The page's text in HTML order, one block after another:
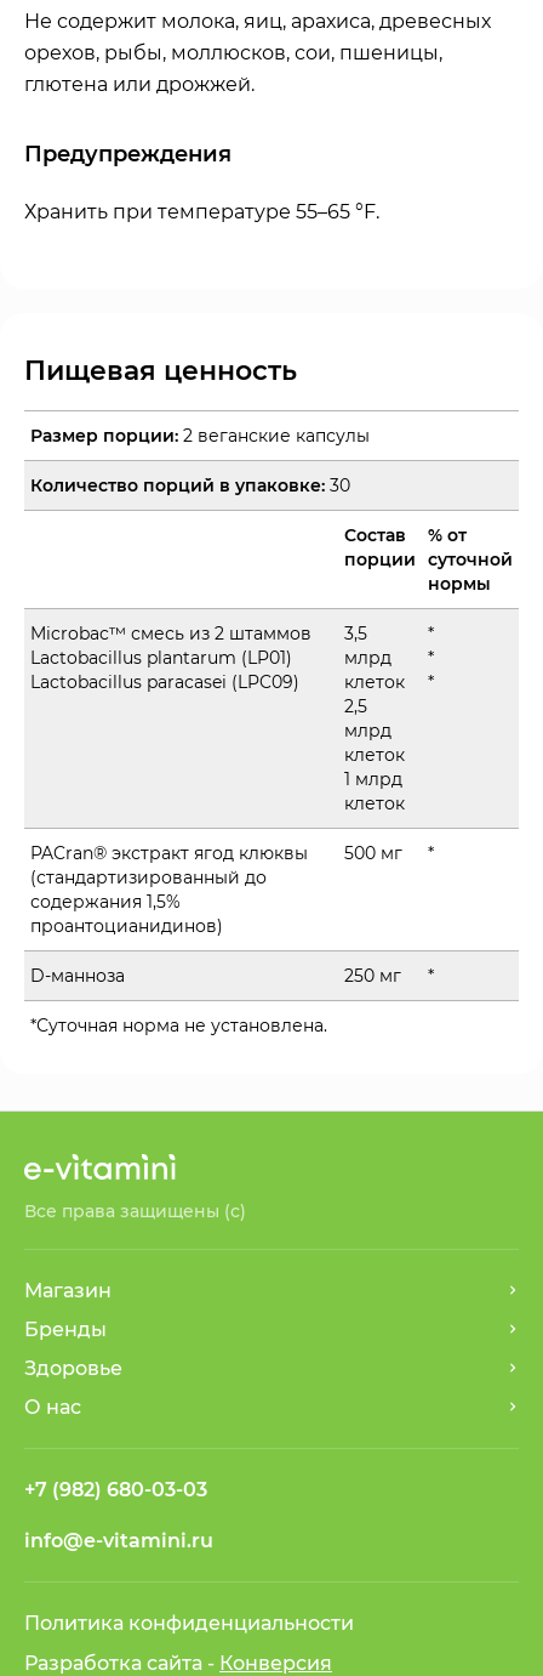
Не содержит молока, яиц, арахиса, древесных
орехов, рыбы, моллюсков, сои, пшеницы,
глютена или дрожжей.
Предупреждения
Хранить при температуре 55–65 °F.
Пищевая ценность
Размер порции: 2 веганские капсулы
Количество порций в упаковке: 30
Состав
порции
% от
суточной
нормы
Microbac™ смесь из 2 штаммов
Lactobacillus plantarum (LP01)
Lactobacillus paracasei (LPC09)
3,5
млрд
клеток
2,5
млрд
клеток
1 млрд
клеток
*
*
*
PACran® экстракт ягод клюквы
(стандартизированный до
содержания 1,5%
проантоцианидинов)
500 мг *
D-манноза 250 мг *
*Суточная норма не установлена.
Все права защищены (с)
Магазин
Бренды
Здоровье
О нас
+7 (982) 680-03-03
info@e-vitamini.ru
Политика конфиденциальности
Разработка сайта - Конверсия